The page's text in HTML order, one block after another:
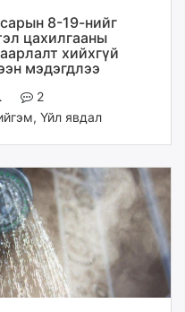
8-19-нийг
цахилгааны
хийхгүй
мэдэгдлээ
2
, Үйл явдал